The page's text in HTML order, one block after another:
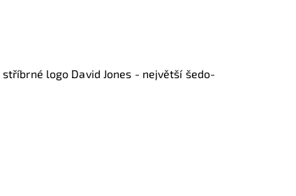
logo David Jones - největší šedo-